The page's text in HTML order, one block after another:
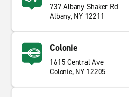
737 Albany Shaker Rd
Albany, NY 12211
Colonie
1615 Central Ave
Colonie, NY 12205